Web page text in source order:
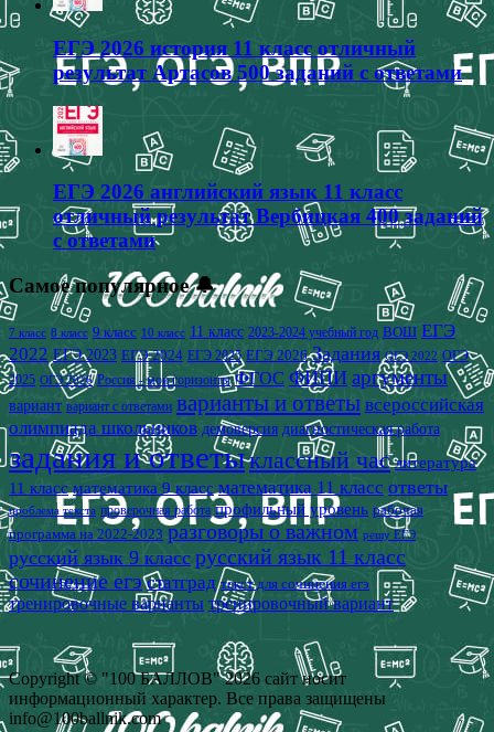
ЕГЭ 2026 история 11 класс отличный
результат Артасов 500 заданий с ответами
ЕГЭ 2026 английский язык 11 класс
отличный результат Вербицкая 400 заданий
с ответами
Самое популярное 🔔
7 класс 8 класс 9 класс 10 класс 11 класс 2023-2024 учебный год ВОШ ЕГЭ
2022 ЕГЭ 2023 ЕГЭ 2024 ЕГЭ 2025 ЕГЭ 2026 Задания ОГЭ 2022 ОГЭ
2025 ОГЭ 2026 Россия - мои горизонты ФГОС ФИПИ аргументы
вариант вариант с ответами варианты и ответы всероссийская
олимпиада школьников демоверсия диагностическая работа
задания и ответыклассный час литература
11 класс математика 9 класс математика 11 класс ответы
проблема текста проверочная работа профильный уровень рабочая
программа на 2022-2023 разговоры о важном решу ЕГЭ
русский язык 9 класс русский язык 11 класс
сочинение егэ статград текст для сочинения егэ
тренировочные варианты тренировочный вариант
Copyright © "100 БАЛЛОВ" 2026 сайт носит
информационный характер. Все права защищены
info@100ballnik.com